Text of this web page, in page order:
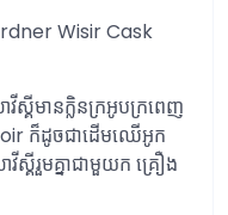
Wisir Cask
វីស្គីមានក្លិនក្រអូបក្រពេញ
ក៏ដូចជាដើមឈើអូក
ស្គីរួមគ្នាជាមួយក គ្រឿង